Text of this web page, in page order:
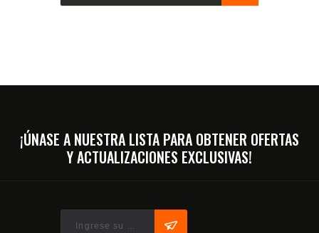
¡ÚNASE A NUESTRA LISTA PARA OBTENER OFERTAS
Y ACTUALIZACIONES EXCLUSIVAS!